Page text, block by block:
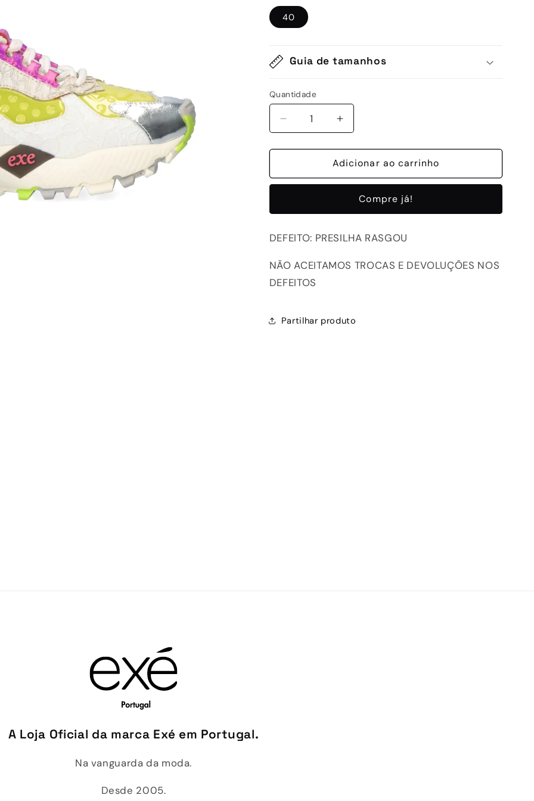
40
Guia de tamanhos
Quantidade
Quantidade
Diminuir
a
quantidade
D-
-
YELLOW
Aumentar
a
quantidade
de
D-
-
YELLOW
Adicionar ao carrinho
Compre já!
DEFEITO: PRESILHA RASGOU
NÃO ACEITAMOS TROCAS E DEVOLUÇÕES NOS
DEFEITOS
Partilhar produto
A Loja Oficial da marca Exé em Portugal.
Na vanguarda da moda.
Desde 2005.